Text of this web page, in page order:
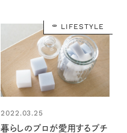
LIFESTYLE
2022.03.25
暮らしのプロが愛用するプチ